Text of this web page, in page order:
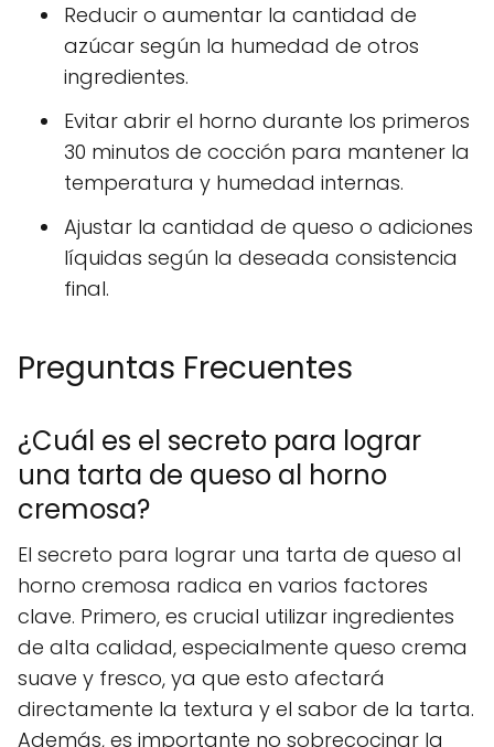
Reducir o aumentar la cantidad de
azúcar según la humedad de otros
ingredientes.
Evitar abrir el horno durante los primeros
30 minutos de cocción para mantener la
temperatura y humedad internas.
Ajustar la cantidad de queso o adiciones
líquidas según la deseada consistencia
final.
Preguntas Frecuentes
¿Cuál es el secreto para lograr
una tarta de queso al horno
cremosa?
El secreto para lograr una tarta de queso al
horno cremosa radica en varios factores
clave. Primero, es crucial utilizar ingredientes
de alta calidad, especialmente queso crema
suave y fresco, ya que esto afectará
directamente la textura y el sabor de la tarta.
Además, es importante no sobrecocinar la